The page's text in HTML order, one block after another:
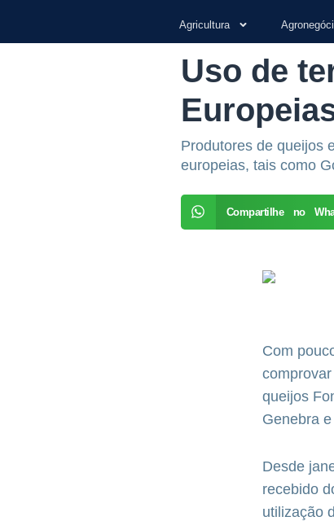
Agricultura
Uso de
Produtores de queijos
europeias, tais como
Compartilhe no
Com
queijos
Genebra
Desde
recebido
utilização